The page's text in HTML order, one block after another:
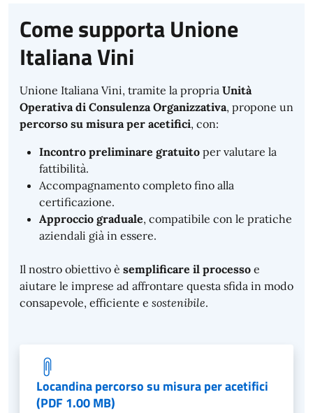
Come supporta Unione
Italiana Vini
Unione Italiana Vini, tramite la propria Unità
Operativa di Consulenza Organizzativa, propone un
percorso su misura per acetifici, con:
Incontro preliminare gratuito per valutare la
fattibilità.
Accompagnamento completo fino alla
certificazione.
Approccio graduale, compatibile con le pratiche
aziendali già in essere.
Il nostro obiettivo è semplificare il processo e
aiutare le imprese ad affrontare questa sfida in modo
consapevole, efficiente e sostenibile.
Locandina percorso su misura per acetifici
(PDF 1.00 MB)